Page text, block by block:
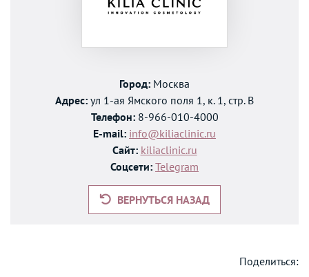
Город: Москва
Адрес: ул 1-ая Ямского поля 1, к. 1, стр. В
Телефон:8-966-010-4000
E-mail: info@kiliaclinic.ru
Сайт: kiliaclinic.ru
Соцсети: Telegram
ВЕРНУТЬСЯ НАЗАД
Поделиться: